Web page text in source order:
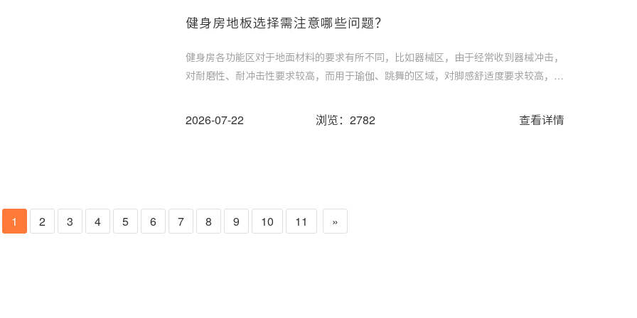
健身房地板选择需注意哪些问题？
健身房各功能区对于地面材料的要求有所不同，比如器械区，由于经常收到器械冲击，
对耐磨性、耐冲击性要求较高，而用于瑜伽、跳舞的区域，对脚感舒适度要求较高，所
2026-07-22 浏览：2782 查看详情
1 2 3 4 5 6 7 8 9 10 11 »